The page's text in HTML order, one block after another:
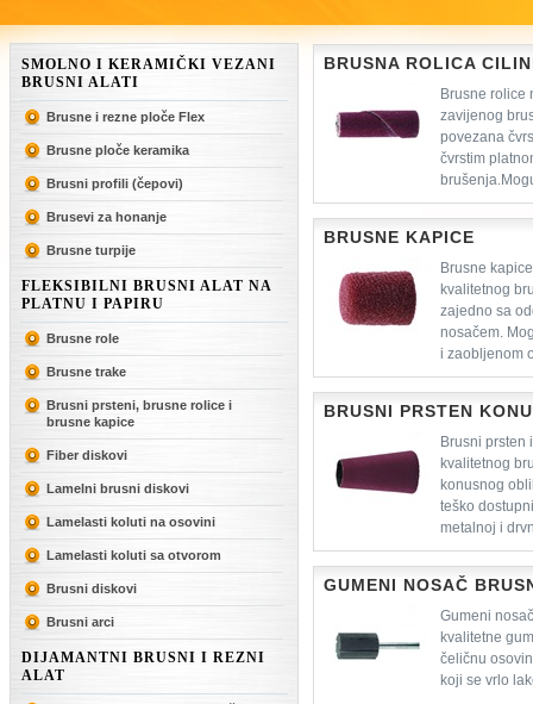
SMOLNO I KERAMIČKI VEZANI
BRUSNI ALATI
Brusne i rezne ploče Flex
Brusne ploče keramika
Brusni profili (čepovi)
Brusevi za honanje
Brusne turpije
FLEKSIBILNI BRUSNI ALAT NA
PLATNU I PAPIRU
Brusne role
Brusne trake
Brusni prsteni, brusne rolice i
brusne kapice
Fiber diskovi
Lamelni brusni diskovi
Lamelasti koluti na osovini
Lamelasti koluti sa otvorom
Brusni diskovi
Brusni arci
DIJAMANTNI BRUSNI I REZNI
ALAT
BRUSNA ROLICA
Brusne rolice
zavijenog
povezana
čvrstim
BRUSNE KAPICE
Brusne
kvalitetnog
zajedno sa
nosačem.
i zaobljenom
kvaliteta.
BRUSNI PRSTEN
Brusni prsten
kvalitetnog
konusnog
teško
metalnoj i
različitim kvalitetama i
odgovravajućim gumenim
brusilicama.
GUMENI NOSAČ
Gumeni
kvalitetne
čeličnu
koji se vrlo